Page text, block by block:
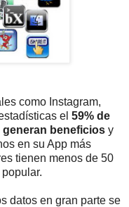
como Instagram,
el 59% de
beneficios y
en su App más
tienen menos de 50
datos en gran parte se